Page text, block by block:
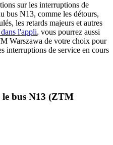
sur les interruptions de
bus N13, comme les détours,
les retards majeurs et autres
l'appli, vous pourrez aussi
Warszawa de votre choix pour
interruptions de service en cours
le bus N13 (ZTM